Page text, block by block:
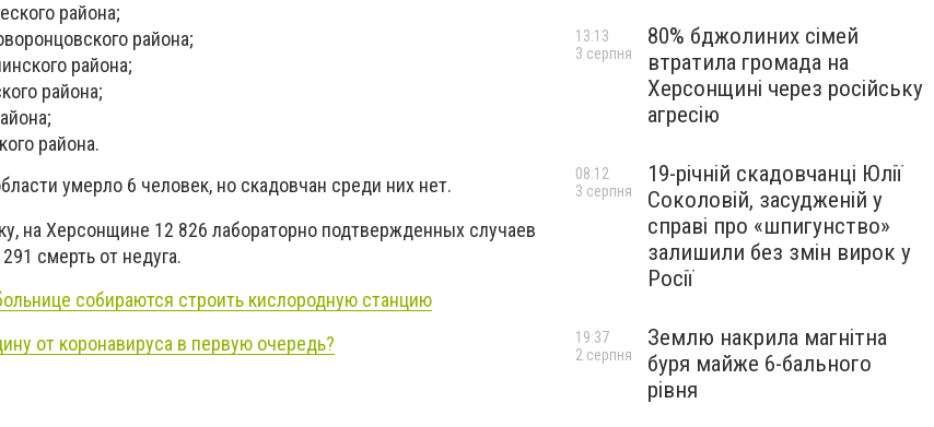
района;
района;
района;
района;
района.
умерло 6 человек, но скадовчан среди них нет.
на Херсонщине 12 826 лабораторно подтвержденных случаев
смерть от недуга.
собираются строить кислородную станцию
от коронавируса в первую очередь?
80% бджолиних сімей
втратила громада на
Херсонщині через російську
агресію
13:13
3 серпня
19-річній скадовчанці Юлії
Соколовій, засудженій у
справі про «шпигунство»
залишили без змін вирок у
Росії
08:12
3 серпня
Землю накрила магнітна
буря майже 6-бального
рівня
19:37
2 серпня